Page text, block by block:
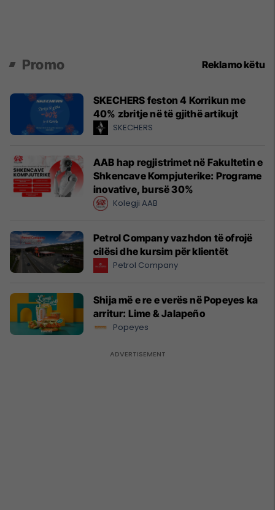
Promo Reklamo këtu
SKECHERS feston 4 Korrikun me
40% zbritje në të gjithë artikujt
SKECHERS
AAB hap regjistrimet në Fakultetin e
Shkencave Kompjuterike: Programe
inovative, bursë 30%
Kolegji AAB
Petrol Company vazhdon të ofrojë
cilësi dhe kursim për klientët
Petrol Company
Shija më e re e verës në Popeyes ka
arritur: Lime & Jalapeño
Popeyes